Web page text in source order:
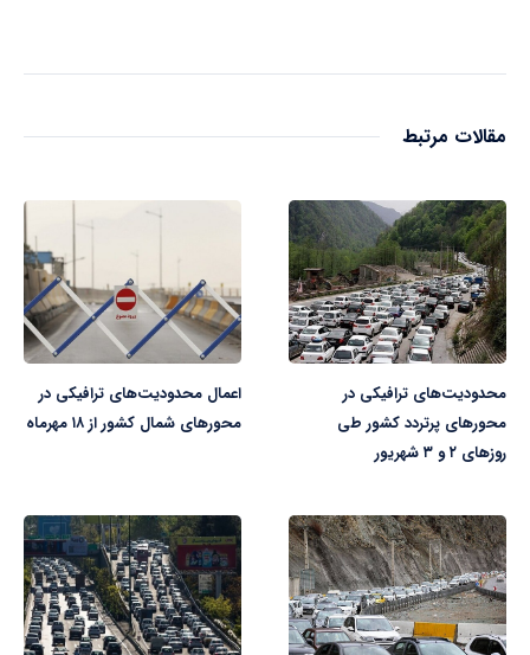
مقالات مرتبط
محدودیت‌های ترافیکی در
محورهای پرتردد کشور طی
روزهای ۲ و ۳ شهریور
اعمال محدودیت‌های ترافیکی در
محورهای شمال کشور از ۱۸ مهرماه